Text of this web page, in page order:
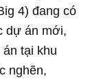
4) đang có
dự án mới,
tại khu
nghẽn,